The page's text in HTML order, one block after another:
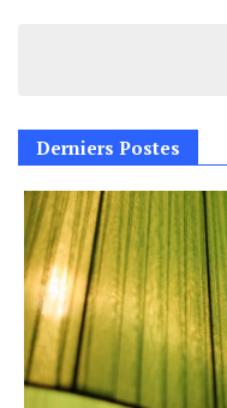
Derniers Postes